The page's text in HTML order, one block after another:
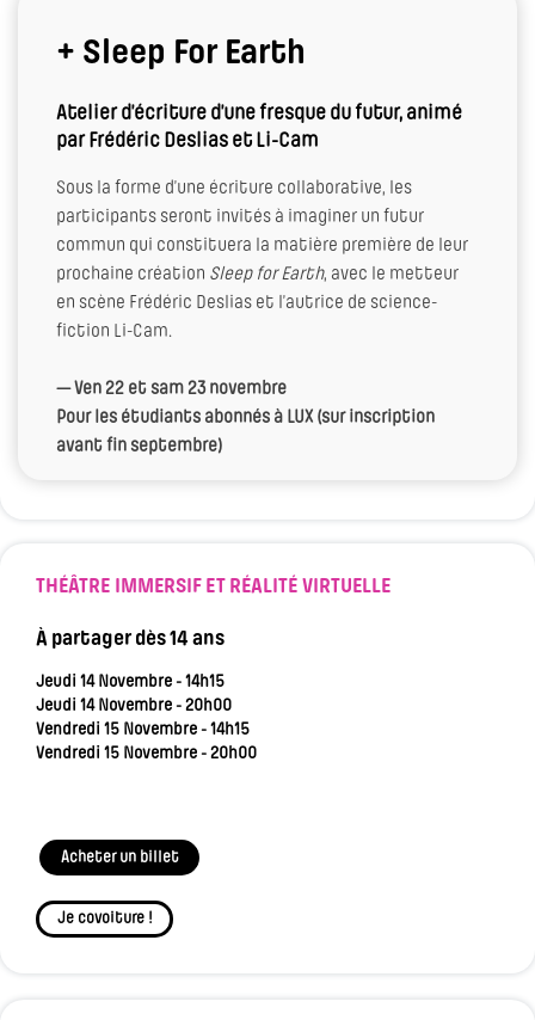
+ Sleep For Earth
Atelier d’écriture d’une fresque du futur, animé
par Frédéric Deslias et Li-Cam
Sous la forme d’une écriture collaborative, les
participants seront invités à imaginer un futur
commun qui constituera la matière première de leur
prochaine création Sleep for Earth, avec le metteur
en scène Frédéric Deslias et l’autrice de science-
fiction Li-Cam.
— Ven 22 et sam 23 novembre
Pour les étudiants abonnés à LUX (sur inscription
avant fin septembre)
THÉÂTRE IMMERSIF ET RÉALITÉ VIRTUELLE
À partager dès 14 ans
Jeudi 14 Novembre - 14h15
Jeudi 14 Novembre - 20h00
Vendredi 15 Novembre - 14h15
Vendredi 15 Novembre - 20h00
Acheter un billet
Je covoiture !